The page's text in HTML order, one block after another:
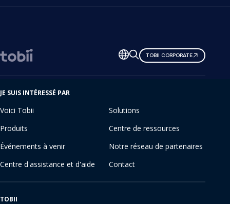
Changer
de
TOBII CORPORATE
JE SUIS INTÉRESSÉ PAR
Voici Tobii
Solutions
Produits
Centre de ressources
Événements à venir
Notre réseau de partenaires
Centre d'assistance et d'aide
Contact
TOBII